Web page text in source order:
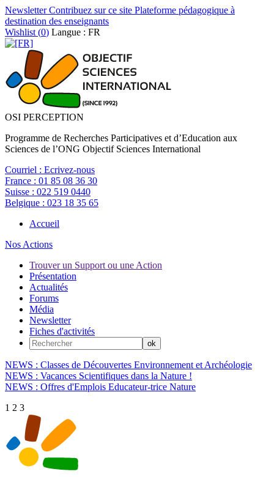
NewsletterContribuez sur ce site Plateforme pédagogique à
destination des enseignants
Wishlist (0) Langue : FR
OSI PERCEPTION
Programme de Recherches Participatives et d’Education aux
Sciences de l’ONG Objectif Sciences International
Courriel : Ecrivez-nous
France : 01 85 08 36 30
Suisse : 022 519 0440
Belgique : 023 18 35 65
Accueil
Nos Actions
Trouver un Support ou une Action
Présentation
Actualités
Forums
Média
Newsletter
Fiches d'activités
NEWS : Classes de Découvertes Environnement et Archéologie
NEWS : Vacances Scientifiques dans la Nature !
NEWS : Offres d'Emplois Educateur-trice Nature
1 2 3